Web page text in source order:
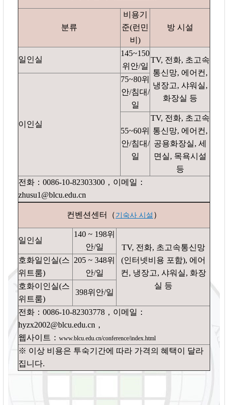
분류
비용기
준(런민
비 )
방 시설
일인실
145~150
위안/일
TV, 전화, 초고속
통신망, 에어컨 ,
냉장고, 샤워실,
화장실 등
이인실
75~80위
안/침대/
일
55~60위
안/침대/
일
TV, 전화, 초고속
통신망, 에어컨 ,
공용화장실, 세
면실, 목욕시설
등
전화： 0086-10-82303300 ，이메일：
zhusu1@blcu.edu.cn
컨벤션센터（ 기숙사 시설 ）
일인실
140 ~ 198위
안/일 TV, 전화, 초고속통신망
(인터넷비용 포함), 에어
컨 , 냉장고, 샤워실, 화장
실 등
호화일인실(스
위트룸)
205 ~ 348위
안/일
호화이인실(스
위트룸)
398위안/일
전화： 0086-10-82303778 ，이메일：
hyzx2002@blcu.edu.cn ，
웹사이트： www.blcu.edu.cn/conference/index.html
※ 이상 비용은 투숙기간에 따라 가격의 혜택이 달라
집니다.